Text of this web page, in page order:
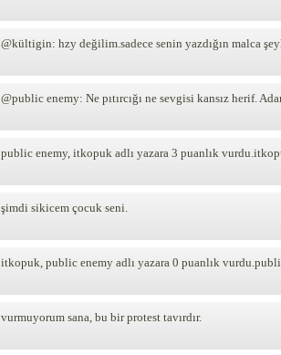
@kültigin: hzy değilim.sadece senin yazdığın malca
@public enemy: Ne pıtırcığı ne sevgisi kansız herif.
public enemy, itkopuk adlı yazara 3 puanlık
şimdi sikicem çocuk seni.
itkopuk, public enemy adlı yazara 0 puanlık
vurmuyorum sana, bu bir protest tavırdır.